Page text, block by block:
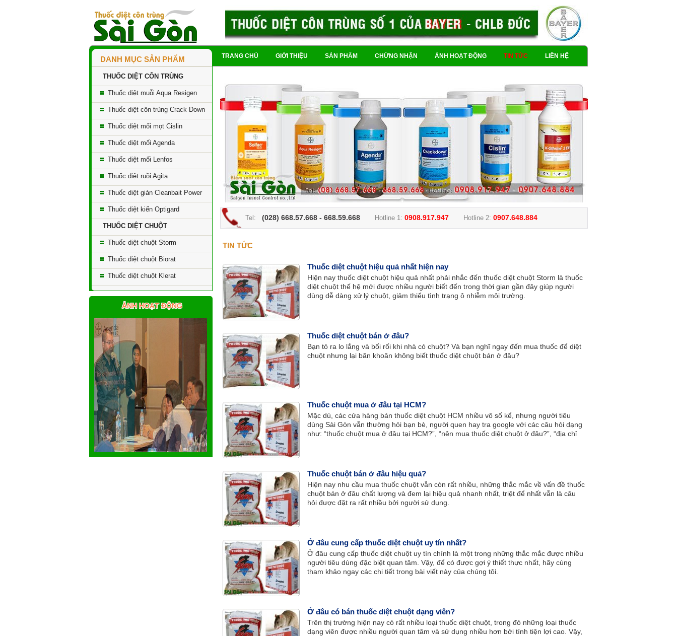
TRANG CHỦ GIỚI THIỆU SẢN PHẨM CHỨNG NHẬN ẢNH HOẠT ĐỘNG TIN TỨC LIÊN HỆ
Tel: (028) 668.57.668 - 668.59.668 Hotline 1: 0908.917.947 Hotline 2: 0907.648.884
DANH MỤC SẢN PHẨM
THUỐC DIỆT CÔN TRÙNG
Thuốc diệt muỗi Aqua Resigen
Thuốc diệt côn trùng Crack Down
Thuốc diệt mối mọt Cislin
Thuốc diệt mối Agenda
Thuốc diệt mối Lenfos
Thuốc diệt ruồi Agita
Thuốc diệt gián Cleanbait Power
Thuốc diệt kiến Optigard
THUỐC DIỆT CHUỘT
Thuốc diệt chuột Storm
Thuốc diệt chuột Biorat
Thuốc diệt chuột Klerat
ẢNH HOẠT ĐỘNG
TIN TỨC
Thuốc diệt chuột hiệu quả nhất hiện nay
Hiện nay thuốc diệt chuột hiệu quả nhất phải nhắc đến thuốc diệt chuột Storm là thuốc
diệt chuột thế hệ mới được nhiều người biết đến trong thời gian gần đây giúp người
dùng dễ dàng xử lý chuột, giảm thiểu tình trạng ô nhiễm môi trường.
Thuốc diệt chuột bán ở đâu?
Bạn tỏ ra lo lắng và bối rối khi nhà có chuột? Và bạn nghĩ ngay đến mua thuốc để diệt
chuột nhưng lại băn khoăn không biết thuốc diệt chuột bán ở đâu?
Thuốc chuột mua ở đâu tại HCM?
Mặc dù, các cửa hàng bán thuốc diệt chuột HCM nhiều vô số kể, nhưng người tiêu
dùng Sài Gòn vẫn thường hỏi bạn bè, người quen hay tra google với các câu hỏi dạng
như: “thuốc chuột mua ở đâu tại HCM?”, “nên mua thuốc diệt chuột ở đâu?”, “địa chỉ
Thuốc chuột bán ở đâu hiệu quả?
Hiện nay nhu cầu mua thuốc chuột vẫn còn rất nhiều, những thắc mắc về vấn đề thuốc
chuột bán ở đâu chất lượng và đem lại hiệu quả nhanh nhất, triệt để nhất vẫn là câu
hỏi được đặt ra rất nhiều bởi người sử dụng.
Ở đâu cung cấp thuốc diệt chuột uy tín nhất?
Ở đâu cung cấp thuốc diệt chuột uy tín chính là một trong những thắc mắc được nhiều
người tiêu dùng đặc biệt quan tâm. Vậy, để có được gợi ý thiết thực nhất, hãy cùng
tham khảo ngay các chi tiết trong bài viết này của chúng tôi.
Ở đâu có bán thuốc diệt chuột dạng viên?
Trên thị trường hiện nay có rất nhiều loại thuốc diệt chuột, trong đó những loại thuốc
dạng viên được nhiều người quan tâm và sử dụng nhiều hơn bởi tính tiện lợi cao. Vậy,